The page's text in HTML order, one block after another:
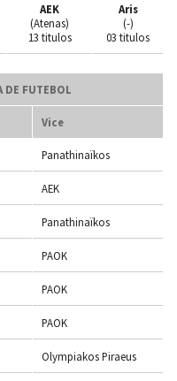
AEK
(Atenas)
13 titulos
Aris
(-)
03 titulos
DE FUTEBOL
Vice
Panathinaïkos
AEK
Panathinaïkos
PAOK
PAOK
PAOK
Olympiakos Piraeus